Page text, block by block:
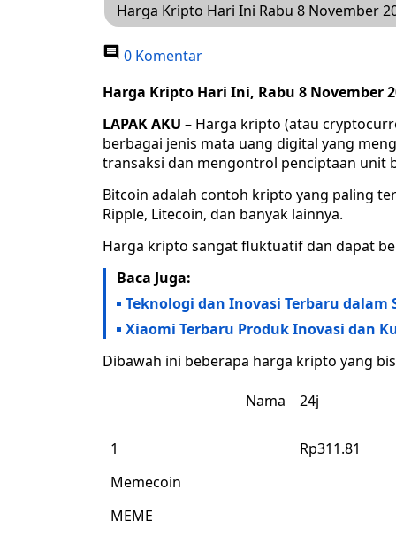
Harga Kripto Hari Ini Rabu 8 November
0 Komentar
Harga Kripto Hari Ini, Rabu 8 November
LAPAK AKU – Harga kripto (atau
berbagai jenis mata uang digital yang
transaksi dan mengontrol penciptaan unit
Bitcoin adalah contoh kripto yang paling
Ripple, Litecoin, dan banyak lainnya.
Harga kripto sangat fluktuatif dan dapat
Baca Juga:
Teknologi dan Inovasi Terbaru dalam
Xiaomi Terbaru Produk Inovasi dan
Dibawah ini beberapa harga kripto yang
Nama 24j
1
Rp311.81
Memecoin
MEME